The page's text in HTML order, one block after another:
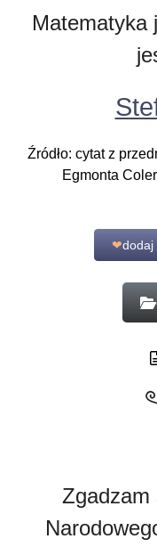
Matematyka
Źródło: cytat z
Egmonta
❤dodaj
Zgadzam